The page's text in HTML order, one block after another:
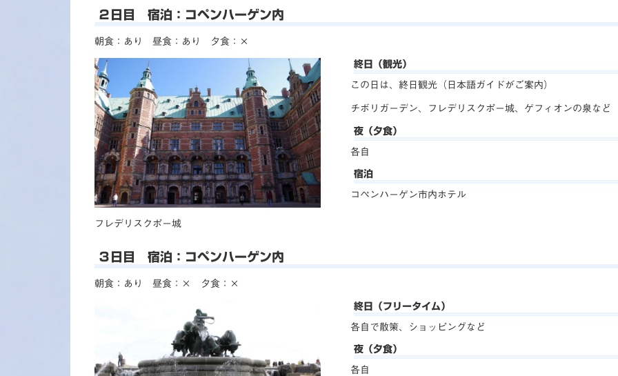
２日目 宿泊：コペンハーゲン内
朝食：あり 昼食：あり 夕食：×
フレデリスクポー城
終日（観光）
この日は、終日観光（日本語ガイドがご案内）
チボリガーデン、フレデリスクポー城、ゲフィオンの泉など
夜（夕食）
各自
宿泊
コペンハーゲン市内ホテル
３日目 宿泊：コペンハーゲン内
朝食：あり 昼食：× 夕食：×
終日（フリータイム）
各自で散策、ショッピングなど
夜（夕食）
各自